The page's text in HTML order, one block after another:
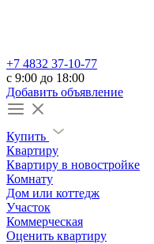
+7 4832 37-10-77
c 9:00 до 18:00
Добавить объявление
Купить
Квартиру
Квартиру в новостройке
Комнату
Дом или коттедж
Участок
Коммерческая
Оценить квартиру